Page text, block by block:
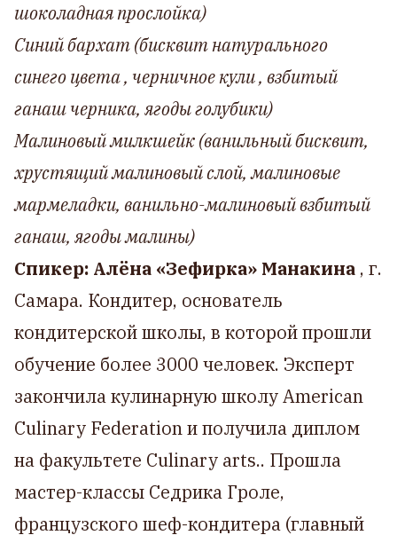
шоколадная прослойка)
Синий бархат (бисквит натурального
синего цвета , черничное кули , взбитый
ганаш черника, ягоды голубики)
Малиновый милкшейк (ванильный бисквит,
хрустящий малиновый слой, малиновые
мармеладки, ванильно-малиновый взбитый
ганаш, ягоды малины)
Спикер: Алёна «Зефирка» Манакина , г.
Самара. Кондитер, основатель
кондитерской школы, в которой прошли
обучение более 3000 человек. Эксперт
закончила кулинарную школу American
Culinary Federation и получила диплом
на факультете Culinary arts.. Прошла
мастер-классы Седрика Гроле,
французского шеф-кондитера (главный